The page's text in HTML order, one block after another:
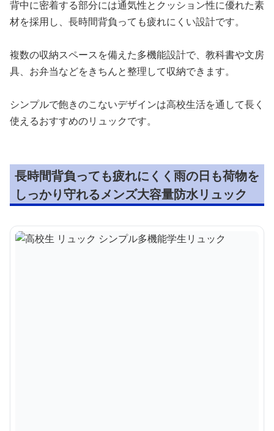
背中に密着する部分には通気性とクッション性に優れた素
材を採用し、長時間背負っても疲れにくい設計です。
複数の収納スペースを備えた多機能設計で、教科書や文房
具、お弁当などをきちんと整理して収納できます。
シンプルで飽きのこないデザインは高校生活を通して長く
使えるおすすめのリュックです。
長時間背負っても疲れにくく雨の日も荷物を
しっかり守れるメンズ大容量防水リュック